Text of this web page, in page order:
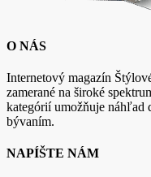
O NÁS
Internetový magazín
zamerané na široké
kategórií umožňuje náhľad
bývaním.
NAPÍŠTE NÁM